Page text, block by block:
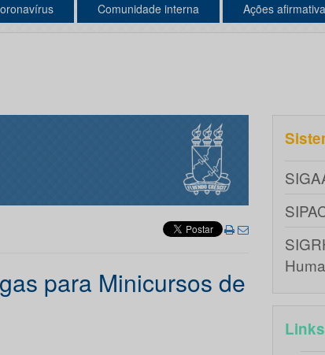
Comunidade interna Ações
para Minicursos de